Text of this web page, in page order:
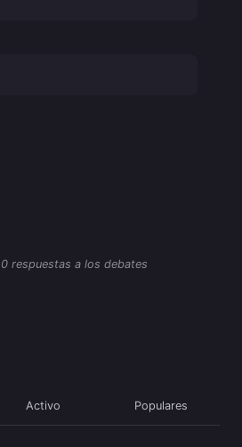
respuestas a los debates
Activo Populares